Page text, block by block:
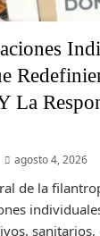
La
agosto 4, 2026
de la